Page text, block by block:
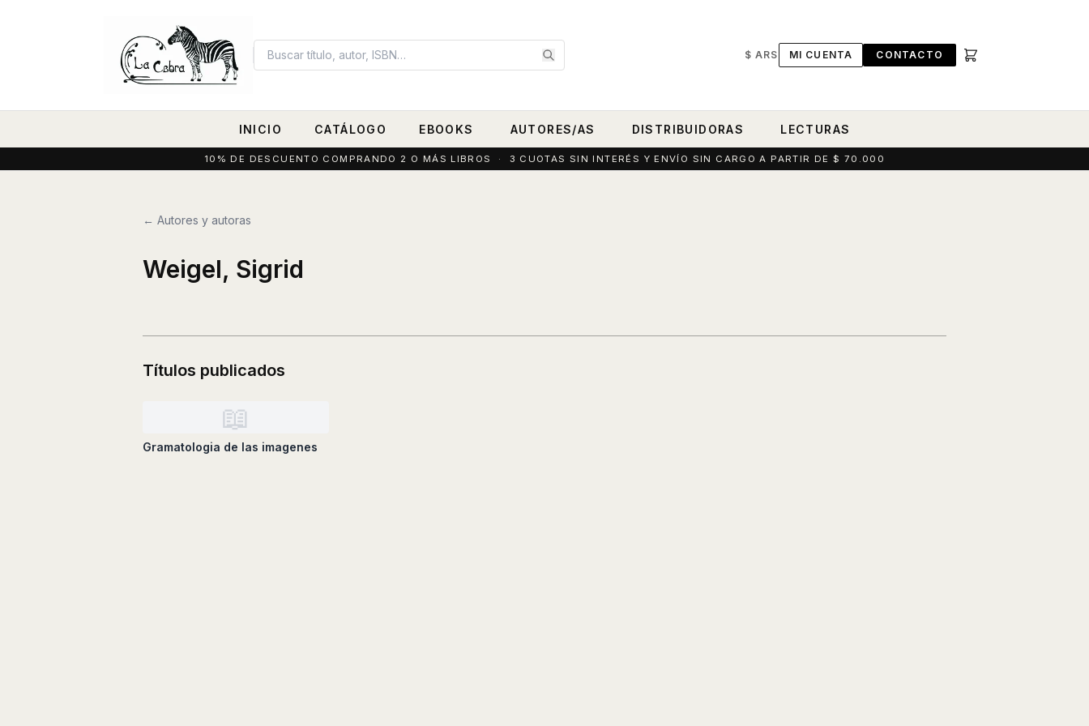
$ ARS MI CUENTA CONTACTO
INICIO CATÁLOGO EBOOKS AUTORES/AS DISTRIBUIDORAS LECTURAS
10% DE DESCUENTO COMPRANDO 2 O MÁS LIBROS · 3 CUOTAS SIN INTERÉS Y ENVÍO SIN CARGO A PARTIR DE $ 70.000
← Autores y autoras
Weigel, Sigrid
Títulos publicados
📖
Gramatologia de las imagenes